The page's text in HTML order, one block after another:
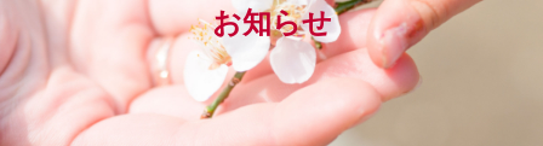
お知らせ